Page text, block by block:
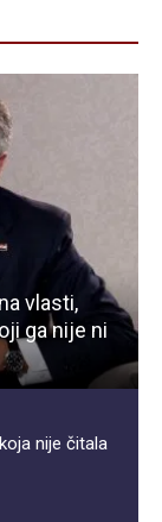
vlasti,
ga nije ni
nije čitala